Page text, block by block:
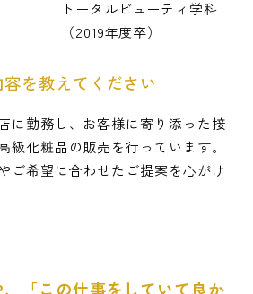
トータルビューティ学科
（2019年度卒）
を教えてください
に勤務し、お客様に寄り添った接
級化粧品の販売を行っています。
ご希望に合わせたご提案を心がけ
「この仕事をしていて良か